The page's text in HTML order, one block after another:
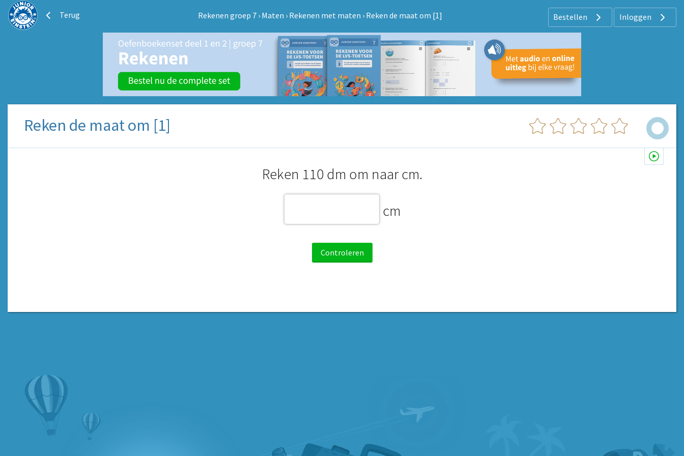
Terug Rekenen groep 7 › Maten › Rekenen met maten › Reken de maat om [1] Bestellen Inloggen
Reken de maat om [1]
Reken 110 dm om naar cm.
cm